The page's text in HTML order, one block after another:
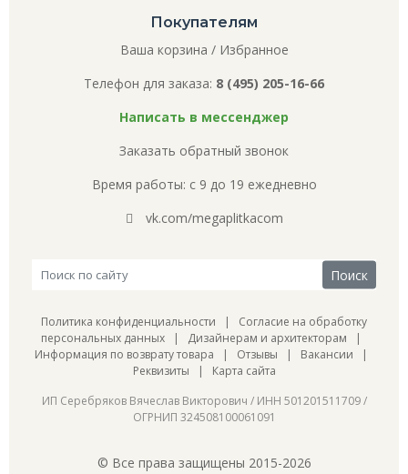
Покупателям
Ваша корзина / Избранное
Телефон для заказа: 8 (495) 205-16-66
Написать в мессенджер
Заказать обратный звонок
Время работы: с 9 до 19 ежедневно
vk.com/megaplitkacom
Политика конфиденциальности | Согласие на обработку
персональных данных | Дизайнерам и архитекторам |
Информация по возврату товара | Отзывы | Вакансии |
Реквизиты | Карта сайта
ИП Серебряков Вячеслав Викторович / ИНН 501201511709 /
ОГРНИП 324508100061091
© Все права защищены 2015-2026